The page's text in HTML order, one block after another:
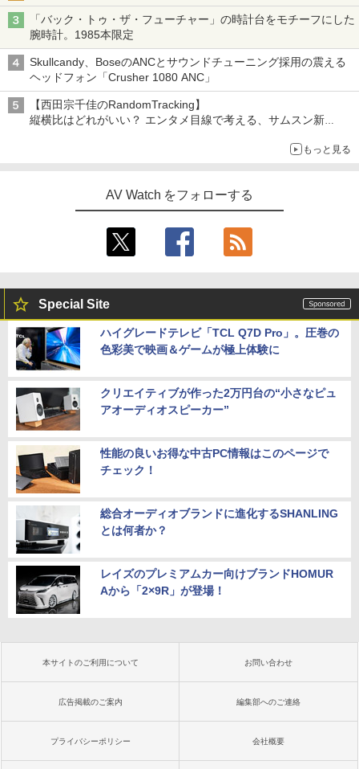
「バック・トゥ・ザ・フューチャー」の時計台をモチーフにした
腕時計。1985本限定
Skullcandy、BoseのANCとサウンドチューニング採用の震える
ヘッドフォン「Crusher 1080 ANC」
【西田宗千佳のRandomTracking】
縦横比はどれがいい？ エンタメ目線で考える、サムスン新
もっと見る
AV Watch をフォローする
Special Site
ハイグレードテレビ「TCL Q7D Pro」。圧巻の
色彩美で映画＆ゲームが極上体験に
クリエイティブが作った2万円台の“小さなピュ
アオーディオスピーカー”
性能の良いお得な中古PC情報はこのページで
チェック！
総合オーディオブランドに進化するSHANLING
とは何者か？
レイズのプレミアムカー向けブランドHOMUR
Aから「2×9R」が登場！
本サイトのご利用について お問い合わせ
広告掲載のご案内 編集部へのご連絡
プライバシーポリシー 会社概要